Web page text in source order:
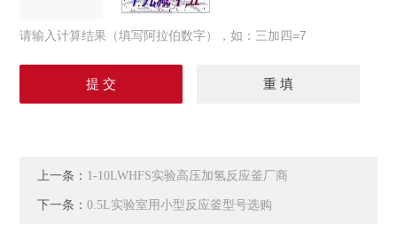
请输入计算结果（填写阿拉伯数字），如：三加四=7
上一条： 1-10LWHFS实验高压加氢反应釜厂商
下一条：0.5L实验室用小型反应釜型号选购